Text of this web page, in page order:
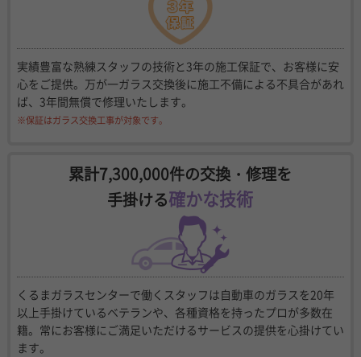
実績豊富な熟練スタッフの技術と3年の施工保証で、お客様に安
心をご提供。万が一ガラス交換後に施工不備による不具合があれ
ば、3年間無償で修理いたします。
※保証はガラス交換工事が対象です。
累計7,300,000件の交換・修理を
手掛ける確かな技術
くるまガラスセンターで働くスタッフは自動車のガラスを20年
以上手掛けているベテランや、各種資格を持ったプロが多数在
籍。常にお客様にご満足いただけるサービスの提供を心掛けてい
ます。